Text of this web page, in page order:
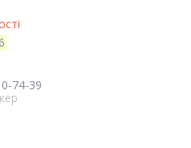
74-39